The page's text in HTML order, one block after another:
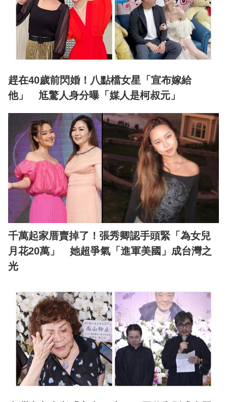
趕在40歲前閃婚！八點檔女星「宣布嫁給
他」 尪驚人身分曝「媒人是柯叔元」
千萬起家厝賣掉了！張秀卿認手頭緊「為女兒
月花20萬」 她超爭氣「進軍美國」成台灣之
光